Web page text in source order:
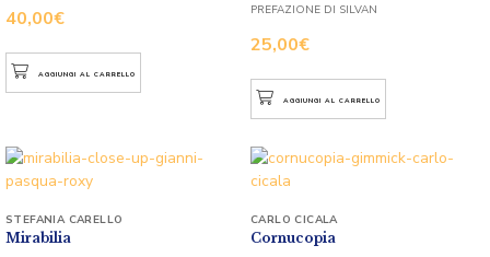
40,00€
AGGIUNGI AL CARRELLO
25,00€
PREFAZIONE DI SILVAN
AGGIUNGI AL CARRELLO
Mirabilia
STEFANIA CARELLO
Cornucopia
CARLO CICALA